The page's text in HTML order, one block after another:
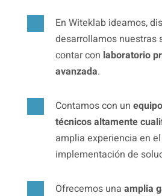
En Witeklab ideamos,
desarrollamos nuestras
contar con laboratorio
avanzada.
Contamos con un
técnicos altamente
amplia experiencia en
implementación de
Ofrecemos una amplia